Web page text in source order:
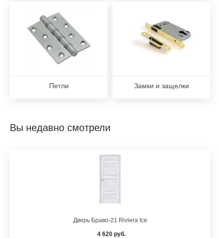
Петли Замки и защелки
Вы недавно смотрели
Дверь Браво-21 Riviera Ice
4 620 руб.